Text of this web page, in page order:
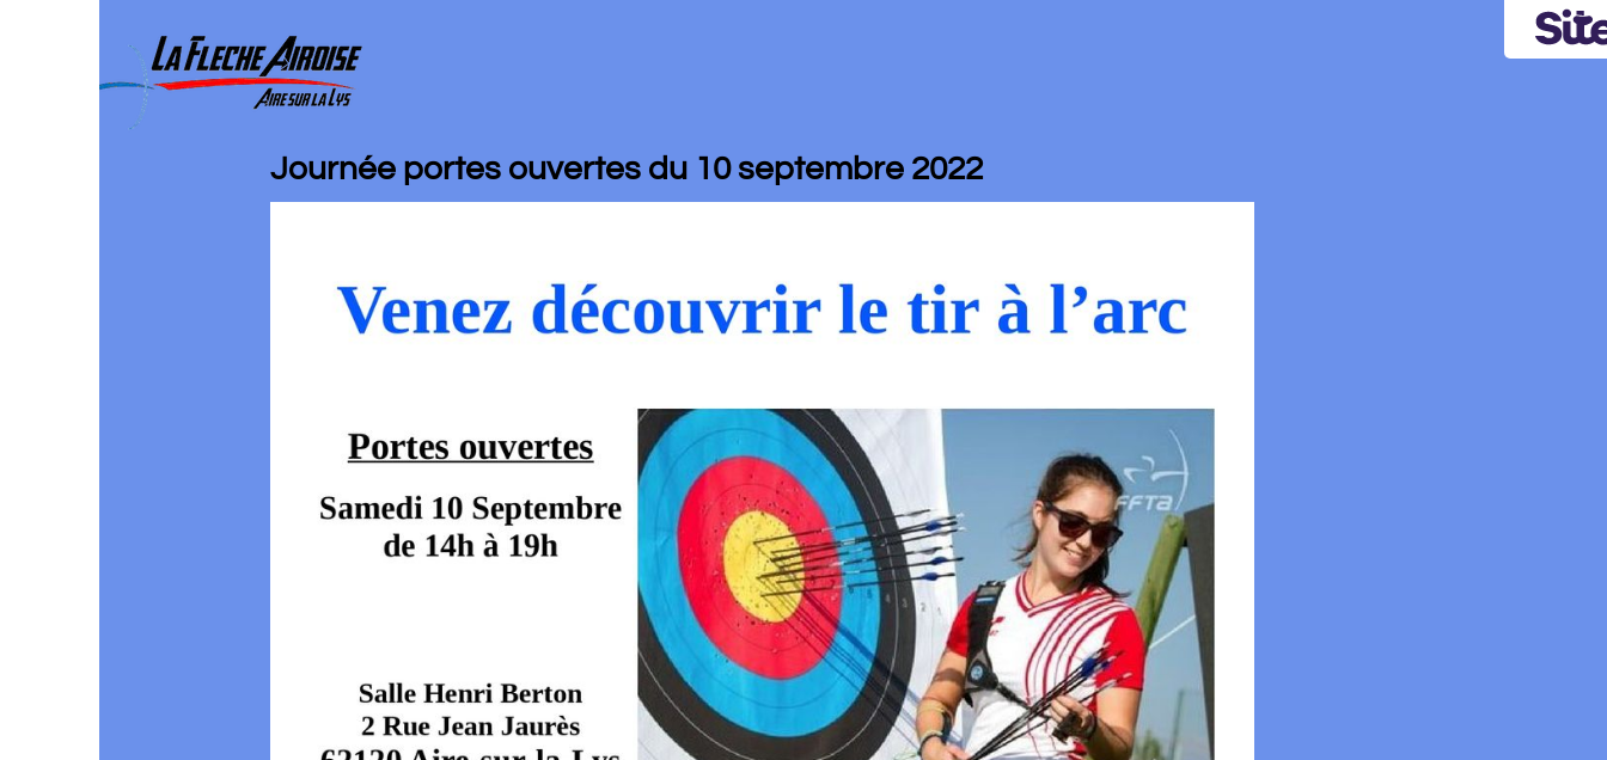
Journée portes ouvertes du 10 septembre 2022